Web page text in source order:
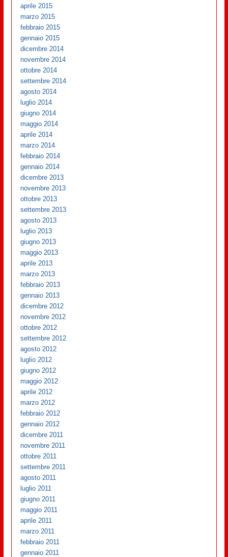
aprile 2015
marzo 2015
febbraio 2015
gennaio 2015
dicembre 2014
novembre 2014
ottobre 2014
settembre 2014
agosto 2014
luglio 2014
giugno 2014
maggio 2014
aprile 2014
marzo 2014
febbraio 2014
gennaio 2014
dicembre 2013
novembre 2013
ottobre 2013
settembre 2013
agosto 2013
luglio 2013
giugno 2013
maggio 2013
aprile 2013
marzo 2013
febbraio 2013
gennaio 2013
dicembre 2012
novembre 2012
ottobre 2012
settembre 2012
agosto 2012
luglio 2012
giugno 2012
maggio 2012
aprile 2012
marzo 2012
febbraio 2012
gennaio 2012
dicembre 2011
novembre 2011
ottobre 2011
settembre 2011
agosto 2011
luglio 2011
giugno 2011
maggio 2011
aprile 2011
marzo 2011
febbraio 2011
gennaio 2011